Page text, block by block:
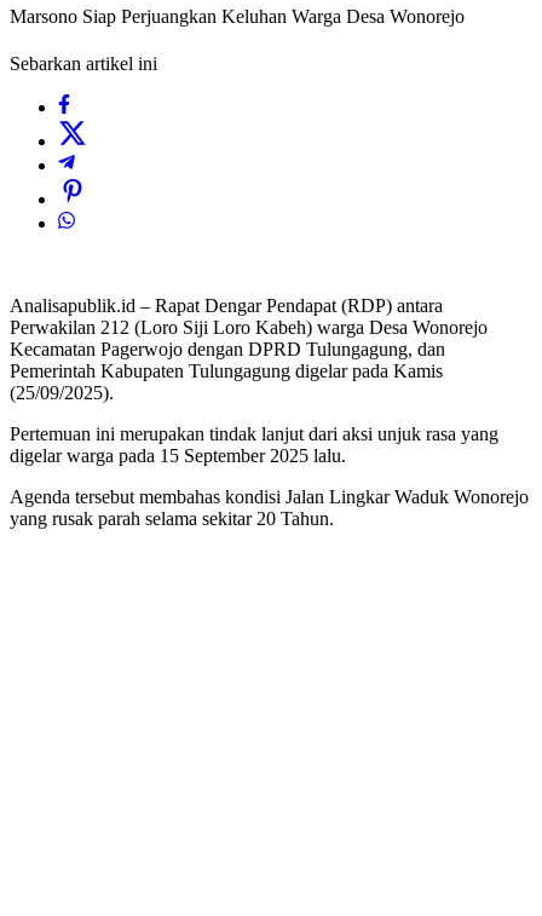
Marsono Siap Perjuangkan Keluhan Warga Desa Wonorejo
Sebarkan artikel ini
Analisapublik.id – Rapat Dengar Pendapat (RDP) antara
Perwakilan 212 (Loro Siji Loro Kabeh) warga Desa Wonorejo
Kecamatan Pagerwojo dengan DPRD Tulungagung, dan
Pemerintah Kabupaten Tulungagung digelar pada Kamis
(25/09/2025).
Pertemuan ini merupakan tindak lanjut dari aksi unjuk rasa yang
digelar warga pada 15 September 2025 lalu.
Agenda tersebut membahas kondisi Jalan Lingkar Waduk Wonorejo
yang rusak parah selama sekitar 20 Tahun.